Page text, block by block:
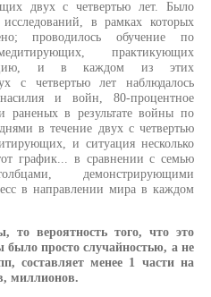
двух с четвертью лет. Было
в рамках которых
проводилось обучение по
практикующих
и в каждом из этих
с четвертью лет наблюдалось
и войн, 80-процентное
раненых в результате войны по
в течение двух с четвертью
и ситуация несколько
график... в сравнении с семью
демонстрирующими
в направлении мира в каждом
то вероятность того, что это
просто случайностью, а не
составляет менее 1 части на
миллионов.